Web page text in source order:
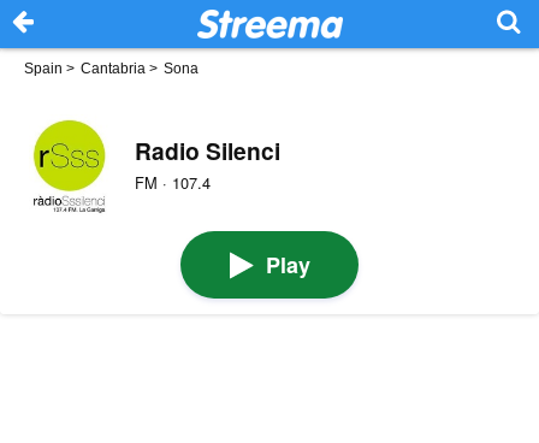
Spain > Cantabria > Sona
Radio Silenci
FM · 107.4
Play